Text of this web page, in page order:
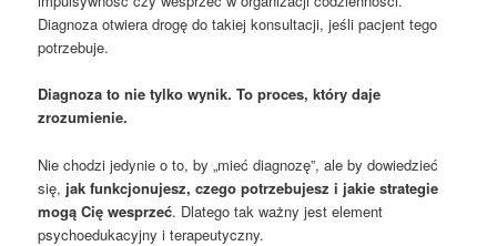
Diagnoza otwiera drogę do takiej konsultacji, jeśli pacjent tego
potrzebuje.
Diagnoza to nie tylko wynik. To proces, który daje
zrozumienie.
Nie chodzi jedynie o to, by „mieć diagnozę”, ale by dowiedzieć
się, jak funkcjonujesz, czego potrzebujesz i jakie strategie
mogą Cię wesprzeć. Dlatego tak ważny jest element
psychoedukacyjny i terapeutyczny.